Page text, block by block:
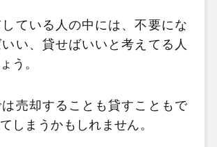
ている人の中には、不要にな
い、貸せばいいと考えてる人
う。
売却することも貸すこともで
しまうかもしれません。